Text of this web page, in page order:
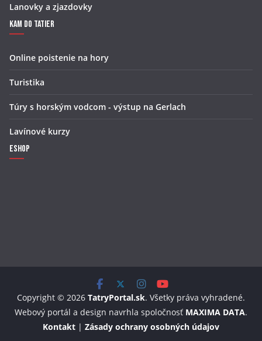
Lanovky a zjazdovky
Kam do Tatier
Online poistenie na hory
Turistika
Túry s horským vodcom - výstup na Gerlach
Lavínové kurzy
Eshop
Copyright © 2026 TatryPortal.sk. Všetky práva vyhradené.
Webový portál a design navrhla spoločnosť MAXIMA DATA.
Kontakt | Zásady ochrany osobných údajov